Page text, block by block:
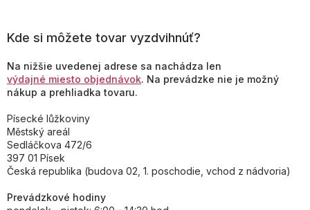
Kde si môžete tovar vyzdvihnúť?
Na nižšie uvedenej adrese sa nachádza len
výdajné miesto objednávok. Na prevádzke nie je možný
nákup a prehliadka tovaru.
Písecké lůžkoviny
Městský areál
Sedláčkova 472/6
397 01 Písek
Česká republika (budova 02, 1. poschodie, vchod z nádvoria)
Prevádzkové hodiny